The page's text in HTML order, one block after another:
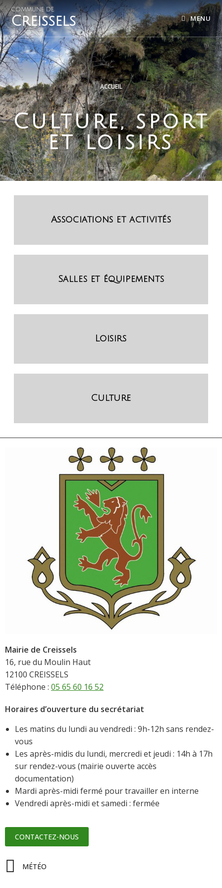
COMMUNE DE
Creissels MENU
ACCUEIL
Culture, sport
et loisirs
Associations et activités
Salles et équipements
Loisirs
Culture
Mairie de Creissels
16, rue du Moulin Haut
12100 CREISSELS
Téléphone : 05 65 60 16 52
Horaires d’ouverture du secrétariat
Les matins du lundi au vendredi : 9h-12h sans rendez-
vous
Les après-midis du lundi, mercredi et jeudi : 14h à 17h
sur rendez-vous (mairie ouverte accès
documentation)
Mardi après-midi fermé pour travailler en interne
Vendredi après-midi et samedi : fermée
CONTACTEZ-NOUS
MÉTÉO